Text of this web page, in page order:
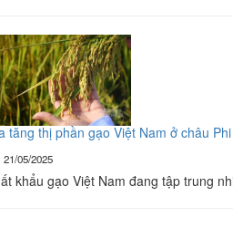
tăng thị phần gạo Việt Nam ở châu
05/2025
khẩu gạo Việt Nam đang tập trung